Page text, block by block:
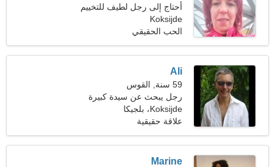
أحتاج إلى رجل لطيف للتخييم
Koksijde
الحب الحقيقي
Ali
59 سنة, القوس
رجل يبحث عن سيدة كبيرة
48-57
Koksijde، بلجيكا
علاقة حقيقية
Marine